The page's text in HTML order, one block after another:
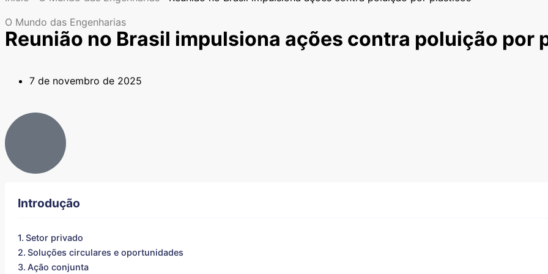
O Mundo das Engenharias
Reunião no Brasil impulsiona ações contra poluição por
7 de novembro de 2025
Introdução
Setor privado
Soluções circulares e oportunidades
Ação conjunta